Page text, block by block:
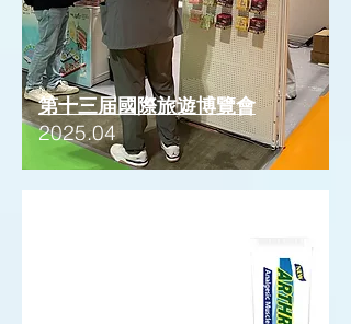
第十三届國際旅遊博覽會
2025.04